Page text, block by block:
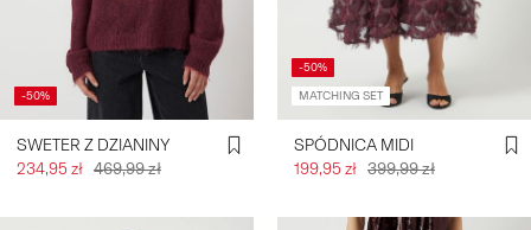
-50%
SWETER Z DZIANINY
234,95 zł 469,99 zł
-50%
MATCHING SET
SPÓDNICA MIDI
199,95 zł 399,99 zł